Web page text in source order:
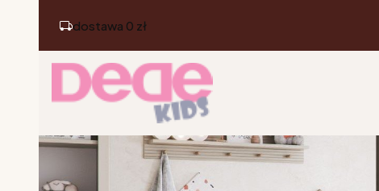
dostawa 0 zł